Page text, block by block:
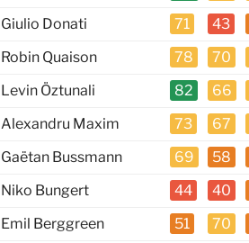
Giulio Donati 71 43
Robin Quaison 78 70
Levin Öztunali 82 66
Alexandru Maxim 73 67
Gaëtan Bussmann 69 58
Niko Bungert 44 40
Emil Berggreen 51 70